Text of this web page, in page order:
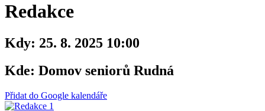
Redakce
Kdy: 25. 8. 2025 10:00
Kde: Domov seniorů Rudná
Přidat do Google kalendáře